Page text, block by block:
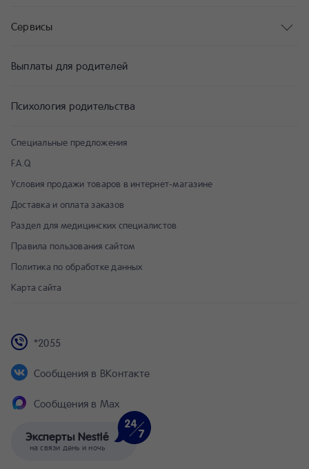
Специальные предложения
F.A.Q
Условия продажи товаров в интернет-магазине
Доставка и оплата заказов
Раздел для медицинских специалистов
Правила пользования сайтом
Политика по обработке данных
Карта сайта
Эксперты Nestlé
на связи день и ночь
*2055
Сообщения в ВКонтакте
Сообщения в Max
Сервисы
Выплаты для родителей
Психология родительства